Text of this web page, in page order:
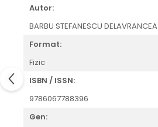
Autor:
BARBU STEFANESCU DELAVRANCEA
Format:
Fizic
ISBN / ISSN:
9786067788396
Gen: